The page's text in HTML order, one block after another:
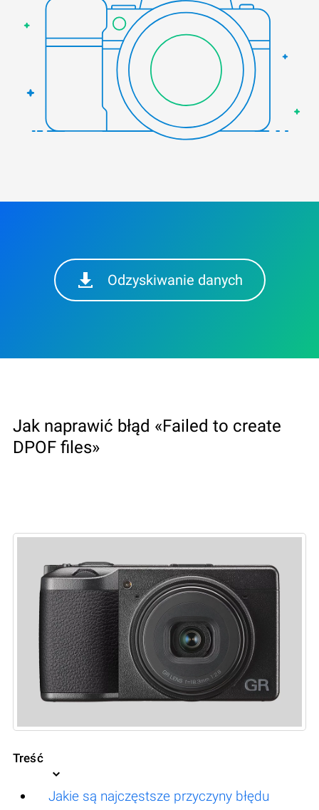
Odzyskiwanie danych
Jak naprawić błąd «Failed to create
DPOF files»
Treść
Jakie są najczęstsze przyczyny błędu